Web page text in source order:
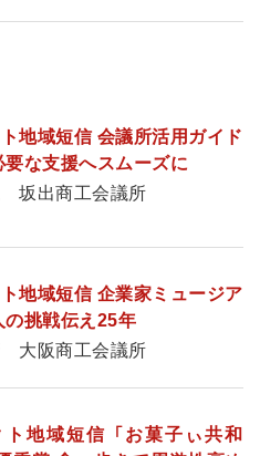
地域短信 会議所活用ガイド
要な支援へスムーズに
坂出商工会議所
地域短信 企業家ミュージア
の挑戦伝え25年
大阪商工会議所
ト地域短信 「お菓子ぃ共和